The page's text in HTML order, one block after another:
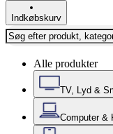
Indkøbskurv
Alle produkter
TV, Lyd &
Computer &